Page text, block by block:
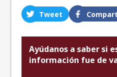
Tweet
Ayúdanos a saber si
información fue de